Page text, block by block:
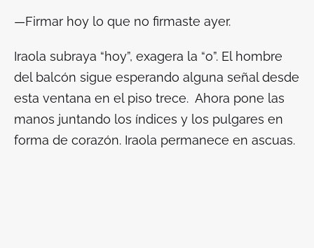
—Firmar hoy lo que no firmaste ayer.
Iraola subraya “hoy”, exagera la “o”. El hombre
del balcón sigue esperando alguna señal desde
esta ventana en el piso trece. Ahora pone las
manos juntando los índices y los pulgares en
forma de corazón. Iraola permanece en ascuas.